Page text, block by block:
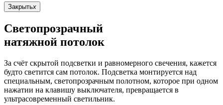
Закрытьx
Светопрозрачный
натяжной потолок
За счёт скрытой подсветки и равномерного свечения, кажется
будто светится сам потолок. Подсветка монтируется над
специальным, светопрозрачным полотном, которое при одном
нажатии на клавишу выключателя, превращается в
ультрасовременный светильник.